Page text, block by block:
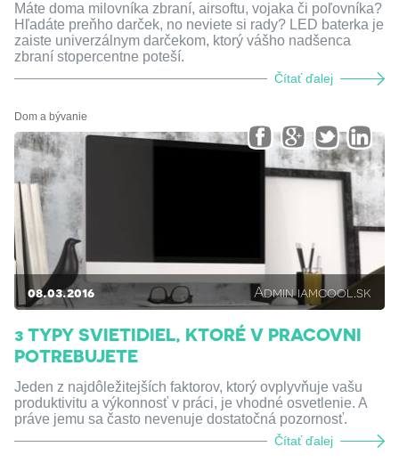
Máte doma milovníka zbraní, airsoftu, vojaka či poľovníka?
Hľadáte preňho darček, no neviete si rady? LED baterka je
zaiste univerzálnym darčekom, ktorý vášho nadšenca
zbraní stopercentne poteší.
Čítať ďalej
Dom a bývanie
08.03.2016 Admin iamcool.sk
3 TYPY SVIETIDIEL, KTORÉ V PRACOVNI
POTREBUJETE
Jeden z najdôležitejších faktorov, ktorý ovplyvňuje vašu
produktivitu a výkonnosť v práci, je vhodné osvetlenie. A
práve jemu sa často nevenuje dostatočná pozornosť.
Čítať ďalej